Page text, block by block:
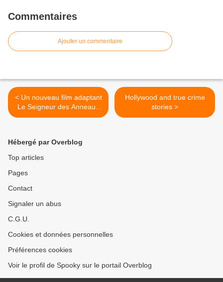
Commentaires
Ajouter un commentaire
< Un nouveau film adaptant
Le Seigneur des Anneaux
est annoncé.
Hollywood and true crime
stories >
Hébergé par Overblog
Top articles
Pages
Contact
Signaler un abus
C.G.U.
Cookies et données personnelles
Préférences cookies
Voir le profil de Spooky sur le portail Overblog